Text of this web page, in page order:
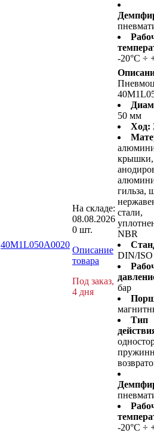
-20°C ÷
40M1L050A0020
На складе:
08.08.2026
0 шт.
Описание
товара
Под заказ,
4 дня
50 мм
Ход:
крышки,
гильза,
стали,
NBR
DIN/ISO
бар
Тип
-20°C ÷